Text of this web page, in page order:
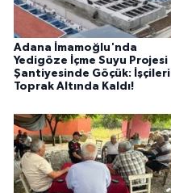
Adana İmamoğlu'nda
Yedigöze İçme Suyu Projesi
Şantiyesinde Göçük: İşçileri
Toprak Altında Kaldı!